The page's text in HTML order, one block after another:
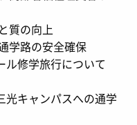
質の向上
学路の安全確保
修学旅行について
光キャンパスへの通学